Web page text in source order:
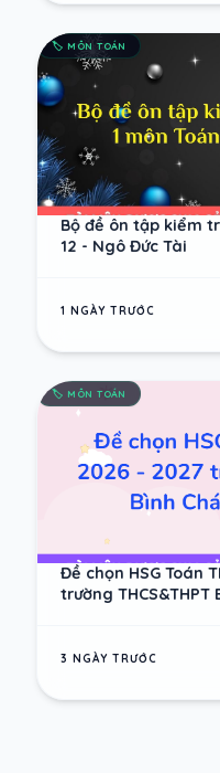
🏷️MÔN TOÁN
Bộ đề ôn tập kiểm
12 - Ngô Đức Tài
1 NGÀY TRƯỚC
🏷️ MÔN TOÁN
Đề chọn HSG Toán
trường THCS&THPT
3 NGÀY TRƯỚC